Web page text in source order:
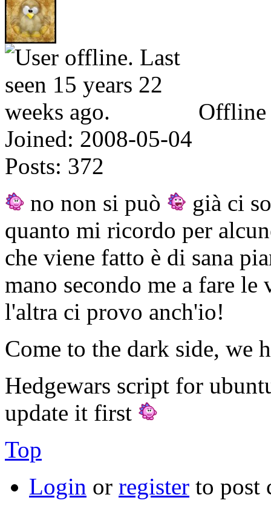
Offline
Joined: 2008-05-04
Posts: 372
no non si può
già ci
quanto mi ricordo per
che viene fatto è di sana
mano secondo me a fare
l'altra ci provo anch'io!
Come to the dark side, we
Hedgewars script for
update it first
Top
Login or register to post